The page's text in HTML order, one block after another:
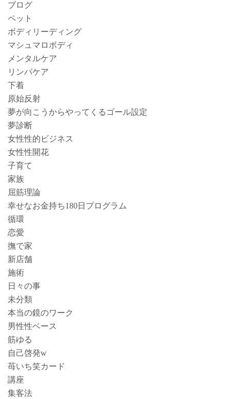
ブログ
ペット
ボディリーディング
マシュマロボディ
メンタルケア
リンパケア
下着
原始反射
夢が向こうからやってくるゴール設定
夢診断
女性性的ビジネス
女性性開花
子育て
家族
屈筋理論
幸せなお金持ち180日プログラム
循環
恋愛
撫で家
新店舗
施術
日々の事
未分類
本当の鏡のワーク
男性性ベース
筋ゆる
自己啓発w
苺いち笑カード
講座
集客法